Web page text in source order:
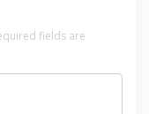
fields are